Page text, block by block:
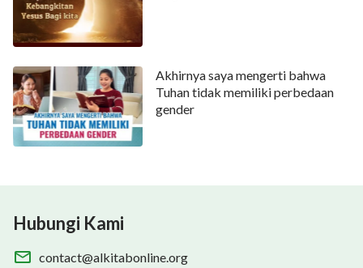
Akhirnya saya mengerti bahwa
Tuhan tidak memiliki perbedaan
gender
Hubungi Kami
contact@alkitabonline.org